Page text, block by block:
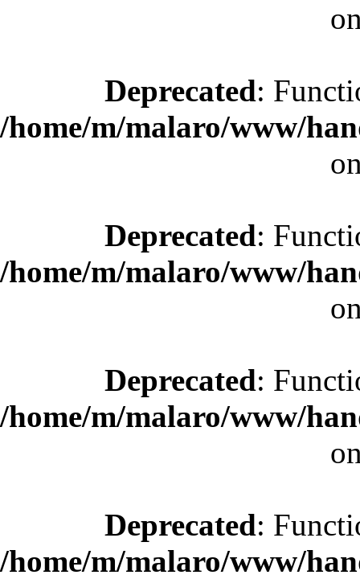
Deprecated:
/home/m/malaro/www/
Deprecated:
/home/m/malaro/www/
Deprecated:
/home/m/malaro/www/
Deprecated:
/home/m/malaro/www/